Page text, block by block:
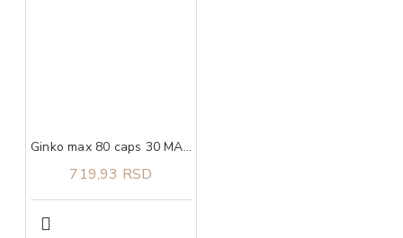
Ginko max 80 caps 30 MAXMEDICA
719,93 RSD